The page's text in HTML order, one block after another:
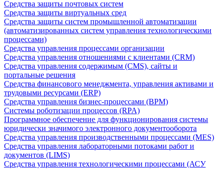
Средства защиты почтовых систем
Средства защиты виртуальных сред
Средства защиты систем промышленной автоматизации
(автоматизированных систем управления технологическими
процессами)
Средства управления процессами организации
Средства управления отношениями с клиентами (CRM)
Средства управления содержимым (CMS), сайты и
портальные решения
Средства финансового менеджмента, управления активами и
трудовыми ресурсами (ERP)
Средства управления бизнес-процессами (BPM)
Системы роботизации процессов (RPA)
Программное обеспечение для функционирования системы
юридически значимого электронного документооборота
Средства управления производственными процессами (MES)
Средства управления лабораторными потоками работ и
документов (LIMS)
Средства управления технологическими процессами (АСУ